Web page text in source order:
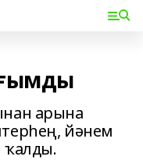
арына
йәнем
ҡалды.